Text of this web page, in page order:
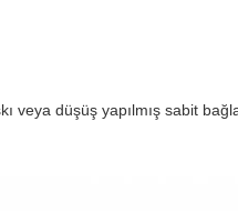
veya düşüş yapılmış sabit